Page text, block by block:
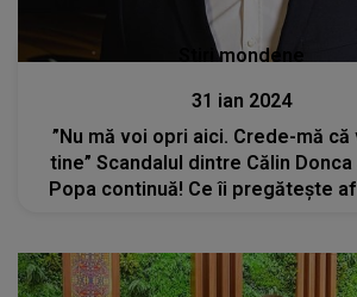
Stiri mondene
31 ian 2024
”Nu mă voi opri aici. Crede-mă că
tine” Scandalul dintre Călin Donca
Popa continuă! Ce îi pregătește